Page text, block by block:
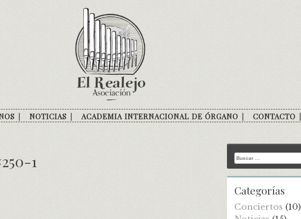
NOTICIAS ACADEMIA INTERNACIONAL DE ÓRGANO CONTACTO
1 Buscar:
Categorías
Conciertos (10)